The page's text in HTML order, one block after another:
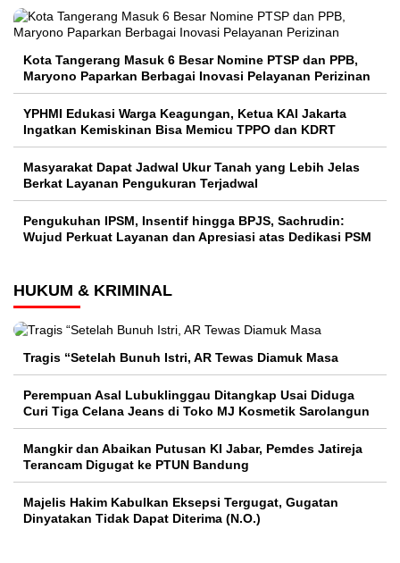
Kota Tangerang Masuk 6 Besar Nomine PTSP dan PPB,
Maryono Paparkan Berbagai Inovasi Pelayanan Perizinan
YPHMI Edukasi Warga Keagungan, Ketua KAI Jakarta
Ingatkan Kemiskinan Bisa Memicu TPPO dan KDRT
Masyarakat Dapat Jadwal Ukur Tanah yang Lebih Jelas
Berkat Layanan Pengukuran Terjadwal
Pengukuhan IPSM, Insentif hingga BPJS, Sachrudin:
Wujud Perkuat Layanan dan Apresiasi atas Dedikasi PSM
HUKUM & KRIMINAL
Tragis “Setelah Bunuh Istri, AR Tewas Diamuk Masa
Perempuan Asal Lubuklinggau Ditangkap Usai Diduga
Curi Tiga Celana Jeans di Toko MJ Kosmetik Sarolangun
Mangkir dan Abaikan Putusan KI Jabar, Pemdes Jatireja
Terancam Digugat ke PTUN Bandung
Majelis Hakim Kabulkan Eksepsi Tergugat, Gugatan
Dinyatakan Tidak Dapat Diterima (N.O.)